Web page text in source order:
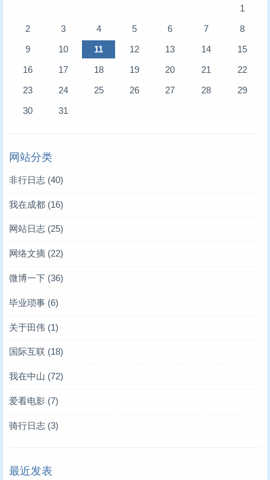
1
2
3 4 5 6 7
8
9
10 11 12 13 14
15
16
17 18 19 20 21
22
23
24 25 26 27 28
29
30
31
网站分类
非行日志 (40)
我在成都 (16)
网站日志 (25)
网络文摘 (22)
微博一下 (36)
毕业琐事 (6)
关于田伟 (1)
国际互联 (18)
我在中山 (72)
爱看电影 (7)
骑行日志 (3)
最近发表